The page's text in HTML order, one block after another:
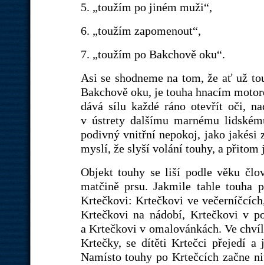
5. „toužím po jiném muži“,
6. „toužím zapomenout“,
7. „toužím po Bakchově oku“.
Asi se shodneme na tom, že ať už
Bakchově oku, je touha hnacím
dává sílu každé ráno otevřít oči,
v ústrety dalšímu marnému
podivný vnitřní nepokoj, jako jakési
myslí, že slyší volání touhy, a přitom
Objekt touhy se liší podle věku
matčině prsu. Jakmile tahle touha
Krtečkovi: Krtečkovi ve
Krtečkovi na nádobí, Krtečkovi v
a Krtečkovi v omalovánkách. Ve
Krtečky, se dítěti Krtečci přejedí a
Namísto touhy po Krtečcích začne